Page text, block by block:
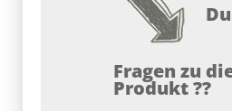
Fragen zu
Produkt ??